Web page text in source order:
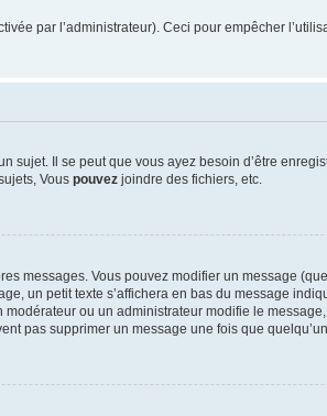
par l’administrateur). Ceci pour empêcher
Il se peut que vous ayez besoin d’être
Vous pouvez joindre des fichiers, etc.
messages. Vous pouvez modifier un message
un petit texte s’affichera en bas du message
ou un administrateur modifie le
pas supprimer un message une fois que